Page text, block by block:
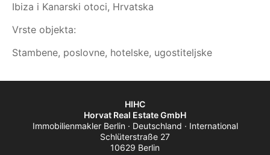
Ibiza i Kanarski otoci, Hrvatska
Vrste objekta:
Stambene, poslovne, hotelske, ugostiteljske
HIHC
Horvat Real Estate GmbH
Immobilienmakler Berlin · Deutschland · International
Schlüterstraße 27
10629 Berlin